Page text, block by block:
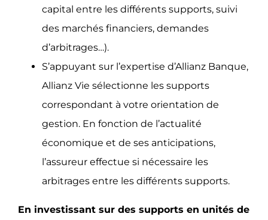
capital entre les différents supports, suivi
des marchés financiers, demandes
d’arbitrages…).
S’appuyant sur l’expertise d’Allianz Banque,
Allianz Vie sélectionne les supports
correspondant à votre orientation de
gestion. En fonction de l’actualité
économique et de ses anticipations,
l’assureur effectue si nécessaire les
arbitrages entre les différents supports.
En investissant sur des supports en unités de